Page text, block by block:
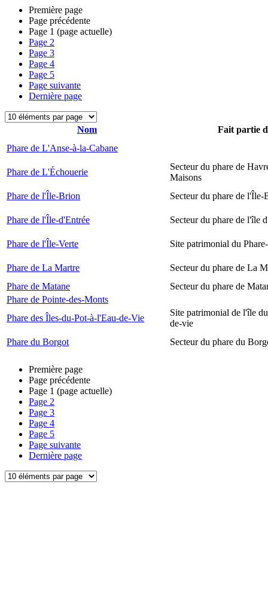
Première page
Page précédente
Page 1 (page actuelle)
Page 2
Page 3
Page 4
Page 5
Page suivante
Dernière page
Nom
Fait partie
Phare de L'Anse-à-la-Cabane
Phare de L'Échouerie
Secteur du phare de
Maisons
Phare de l'Île-Brion
Secteur du phare de l'Île-
Phare de l'Île-d'Entrée Secteur du phare de l'île
Phare de l'Île-Verte Site patrimonial du
Phare de La Martre
Secteur du phare de La
Phare de Matane
Secteur du phare de
Phare de Pointe-des-Monts
Phare des Îles-du-Pot-à-l'Eau-de-Vie
Site patrimonial de l'île
de-vie
Phare du Borgot
Secteur du phare du
Première page
Page précédente
Page 1 (page actuelle)
Page 2
Page 3
Page 4
Page 5
Page suivante
Dernière page